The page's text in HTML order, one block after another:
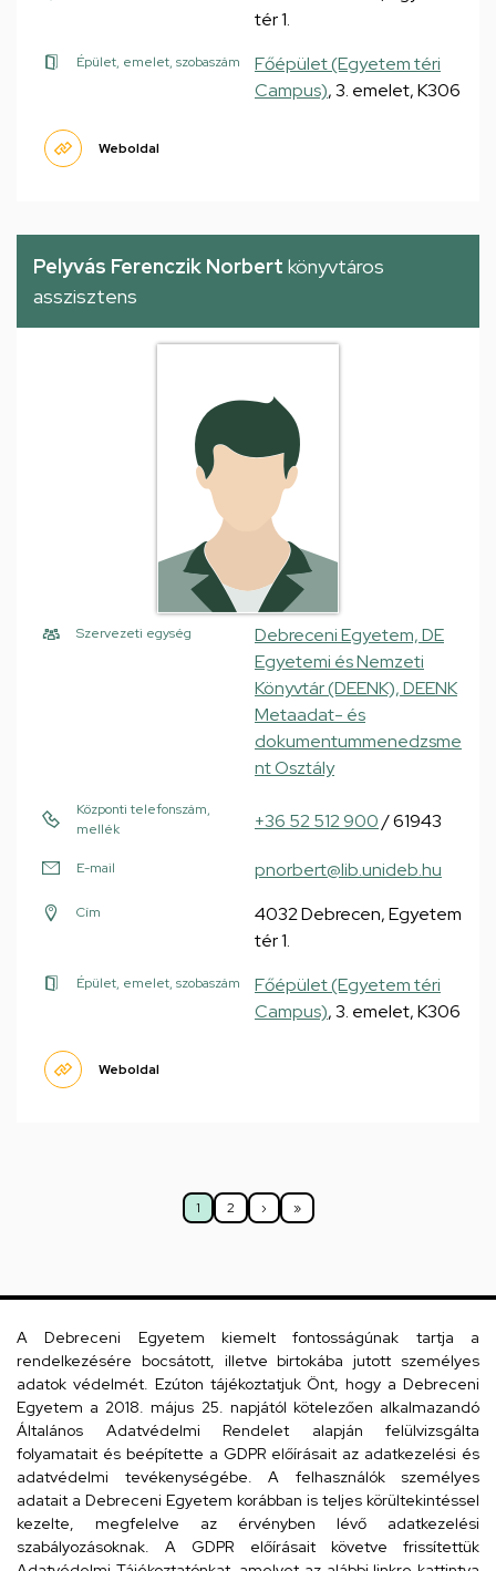
tér 1.
Épület, emelet, szobaszám
Főépület (Egyetem téri
Campus), 3. emelet, K306
Weboldal
Pelyvás Ferenczik Norbert könyvtáros
asszisztens
Szervezeti egység
Debreceni Egyetem, DE
Egyetemi és Nemzeti
Könyvtár (DEENK), DEENK
Metaadat- és
dokumentummenedzsme
nt Osztály
Központi telefonszám,
mellék
+36 52 512 900/ 61943
E-mail pnorbert@lib.unideb.hu
Cím
4032 Debrecen, Egyetem
tér 1.
Épület, emelet, szobaszám
Főépület (Egyetem téri
Campus), 3. emelet, K306
Weboldal
Jelenlegi
1
Oldal
2
Következő
›
Utolsó
»
Dolgozói adatmódosítás igénylése a DE
telefonkönyvében|Külső személyek rögzítése a
DE telefonkönyvében|Súgó|Hibabejelentés
A Debreceni Egyetem kiemelt fontosságúnak tartja a
rendelkezésére bocsátott, illetve birtokába jutott személyes
adatok védelmét. Ezúton tájékoztatjuk Önt, hogy a Debreceni
Egyetem a 2018. május 25. napjától kötelezően alkalmazandó
Általános Adatvédelmi Rendelet alapján felülvizsgálta
folyamatait és beépítette a GDPR előírásait az adatkezelési és
adatvédelmi tevékenységébe. A felhasználók személyes
adatait a Debreceni Egyetem korábban is teljes körültekintéssel
kezelte, megfelelve az érvényben lévő adatkezelési
szabályozásoknak. A GDPR előírásait követve frissítettük